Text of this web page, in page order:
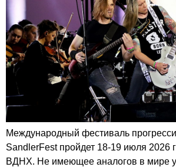
Международный фестиваль
SandlerFest пройдет 18-19 июля 2026
ВДНХ. Не имеющее аналогов в мире